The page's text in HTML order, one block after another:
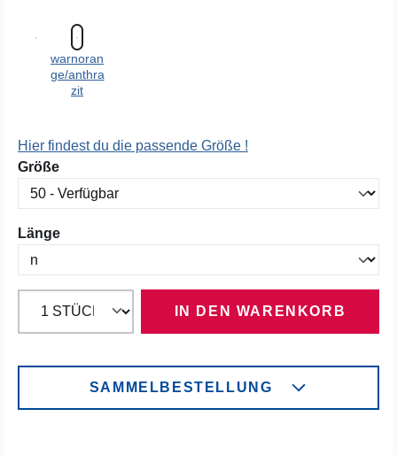
warnoran
ge/anthra
zit
Hier findest du die passende Größe !
Größeauswählen
Längeauswählen
IN DEN WARENKORB
SAMMELBESTELLUNG